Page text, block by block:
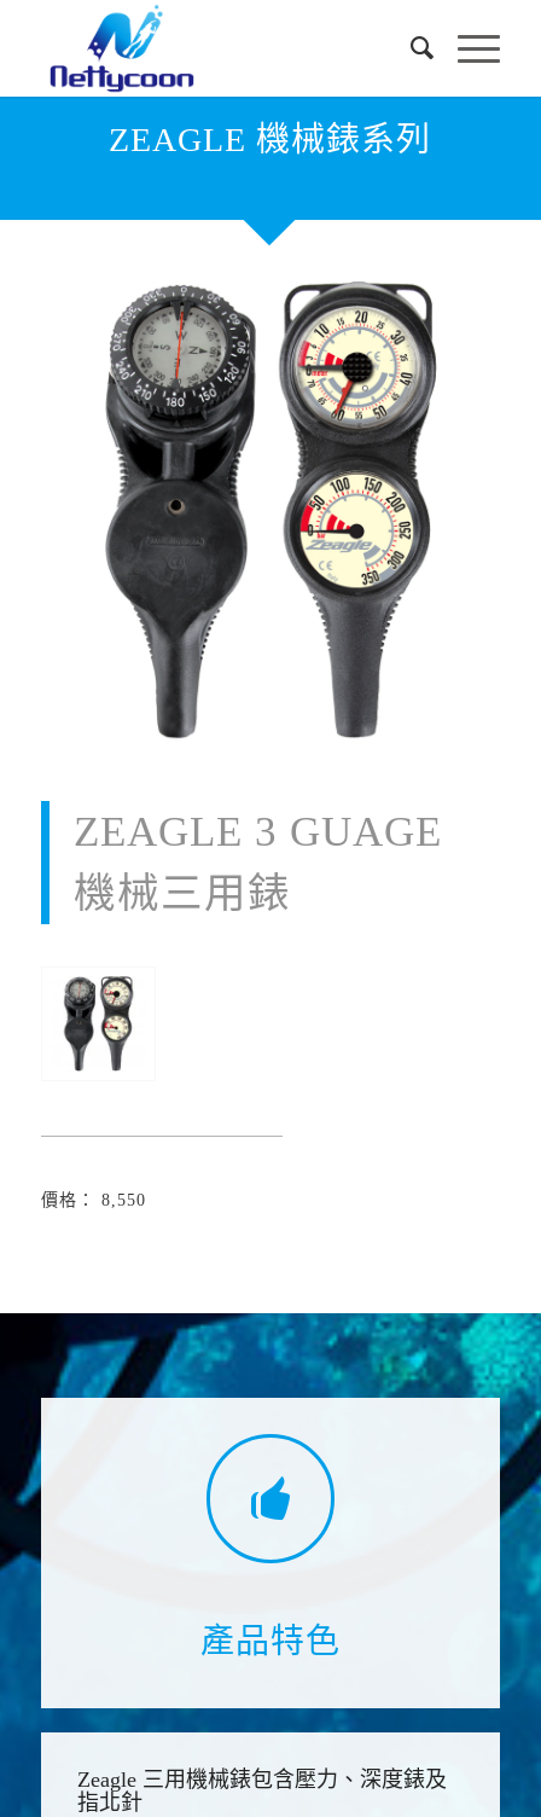
ZEAGLE 機械錶系列
ZEAGLE 3 GUAGE
機械三用錶
價格： 8,550
產品特色
Zeagle 三用機械錶包含壓力、深度錶及
指北針